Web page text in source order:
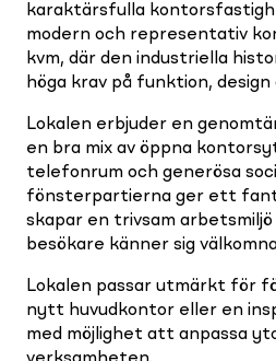
karaktärsfulla
modern och representativ
kvm, där den industriella
höga krav på funktion,
Lokalen erbjuder en
en bra mix av öppna
telefonrum och generösa
fönsterpartierna ger ett
skapar en trivsam
besökare känner sig
Lokalen passar utmärkt för
nytt huvudkontor eller en
med möjlighet att anpassa